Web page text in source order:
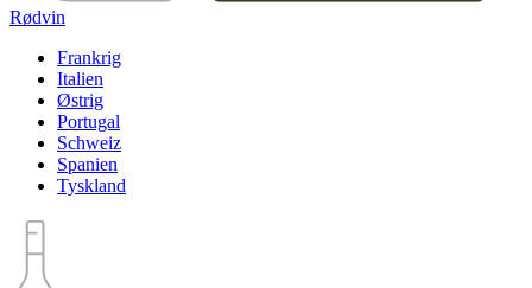
Rødvin
Frankrig
Italien
Østrig
Portugal
Schweiz
Spanien
Tyskland